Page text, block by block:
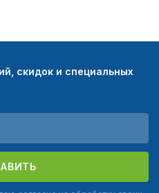
скидок и специальных